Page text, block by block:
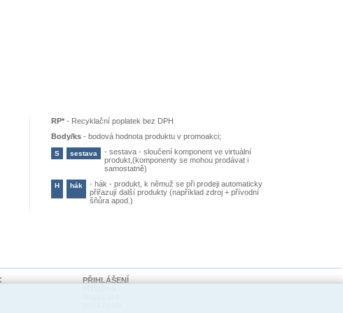
RP* - Recyklační poplatek bez DPH
Body/ks -bodová hodnota produktu v promoakci;
S sestava -sestava - sloučení komponent ve virtuální
produkt,(komponenty se mohou prodávat i
samostatně)
H hák -hák - produkt, k němuž se při prodeji automaticky
přiřazují další produkty (například zdroj + přívodní
šňůra apod.)
PŘIHLÁŠENÍ